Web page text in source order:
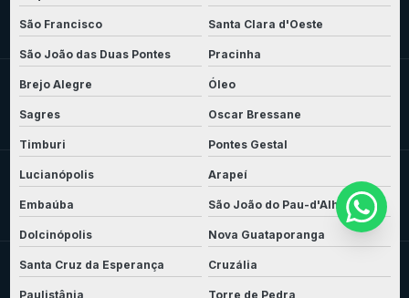
São Francisco Santa Clara d'Oeste
São João das Duas Pontes Pracinha
Brejo Alegre Óleo
Sagres Oscar Bressane
Timburi Pontes Gestal
Lucianópolis Arapeí
Embaúba São João do Pau-d'Alho
Dolcinópolis Nova Guataporanga
Santa Cruz da Esperança Cruzália
Paulistânia Torre de Pedra